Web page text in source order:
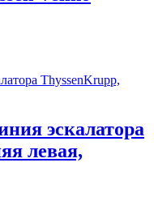
эскалатора
левая,